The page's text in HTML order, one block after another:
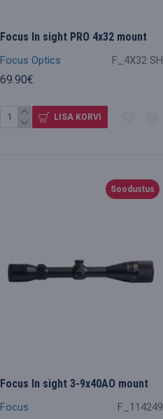
Focus Optics F_4X32 SH
Focus In sight PRO 4x32 mount
69.90€
LISA KORVI
Soodustus
Focus F_114249
Focus In sight 3-9x40AO mount